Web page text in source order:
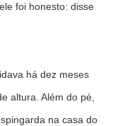
foi honesto: disse
há dez meses
altura. Além do pé,
na casa do